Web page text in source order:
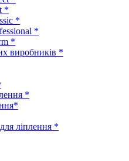
*
*
*
*
виробників *
*
ліплення *